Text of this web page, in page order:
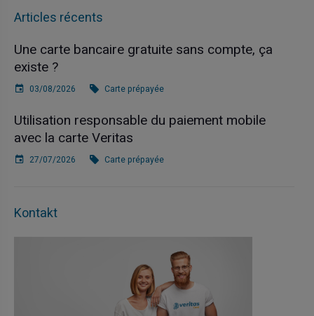
Articles récents
Une carte bancaire gratuite sans compte, ça
existe ?
03/08/2026 Carte prépayée
Utilisation responsable du paiement mobile
avec la carte Veritas
27/07/2026 Carte prépayée
Kontakt